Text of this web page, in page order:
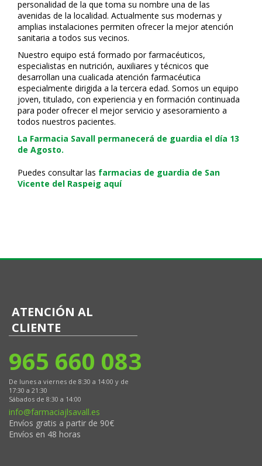
personalidad de la que toma su nombre una de las
avenidas de la localidad. Actualmente sus modernas y
amplias instalaciones permiten ofrecer la mejor atención
sanitaria a todos sus vecinos.
Nuestro equipo está formado por farmacéuticos,
especialistas en nutrición, auxiliares y técnicos que
desarrollan una cualificada atención farmacéutica
especialmente dirigida a la tercera edad. Somos un equipo
joven, titulado, con experiencia y en formación continuada
para poder ofrecer el mejor servicio y asesoramiento a
todos nuestros pacientes.
La Farmacia Savall permanecerá de guardia el día 13
de Agosto.
Puedes consultar las farmacias de guardia de San
Vicente del Raspeig aquí
ATENCIÓN AL
CLIENTE
965 660 083
De lunes a viernes de 8:30 a 14:00 y de
17:30 a 21:30
Sábados de 8:30 a 14:00
info@farmaciajlsavall.es
Envíos gratis a partir de 90€
Envíos en 48 horas